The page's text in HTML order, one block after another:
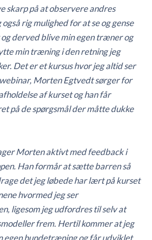
skarp på at observere andres
rig mulighed for at se og gense
derved blive min egen træner og
min træning i den retning jeg
Det er et kursus hvor jeg altid ser
Morten Egtvedt sørger for
af kurset og han får
på de spørgsmål der måtte dukke
Morten aktivt med feedback i
Han formår at sætte barren så
det jeg løbede har lært på kurset
hvormed jeg ser
ligesom jeg udfordres til selv at
frem. Hertil kommer at jeg
egen hundetræning og får udviklet